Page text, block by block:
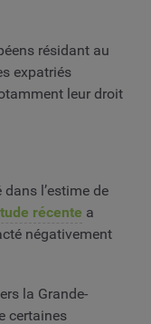
résidant au
expatriés
leur droit
l’estime de
récente a
négativement
la Grande-
certaines